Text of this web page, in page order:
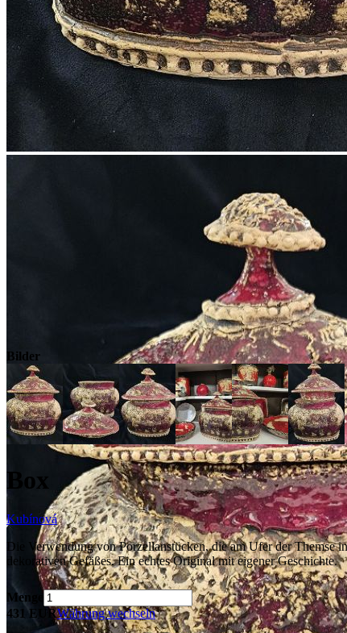
Bilder
Box
Kubínová
Die Verwendung von Porzellanstücken, die am Ufer der Themse
dekorativen Gefäßes. Ein echtes Original mit eigener Geschichte.
Menge
431 EURWährung wechseln